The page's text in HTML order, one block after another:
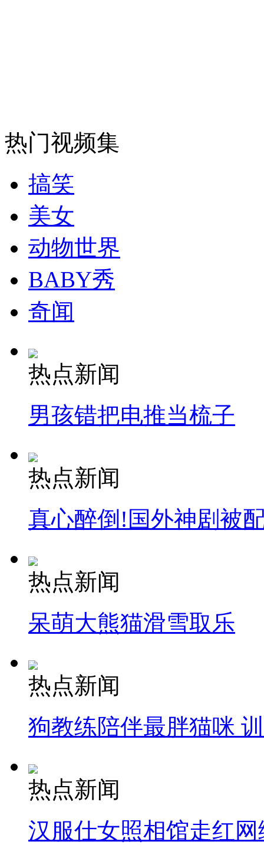
消防员救轻生者
纽约上演“枕头大战”
司机酒驾遇交警 急速倒车逃窜
热门视频集
搞笑
美女
动物世界
BABY秀
奇闻
热点新闻
男孩错把电推当梳子
热点新闻
真心醉倒!国外神剧被
热点新闻
呆萌大熊猫滑雪取乐
热点新闻
狗教练陪伴最胖猫咪
热点新闻
汉服仕女照相馆走红网